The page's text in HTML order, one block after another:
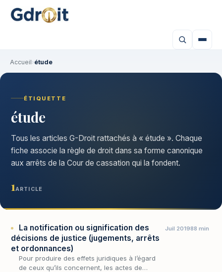
Accueil›étude
ÉTIQUETTE
étude
Tous les articles G-Droit rattachés à « étude ». Chaque
fiche associe la règle de droit dans sa forme canonique
aux arrêts de la Cour de cassation qui la fondent.
1 ARTICLE
La notification ou signification des
décisions de justice (jugements, arrêts
et ordonnances)
Pour produire des effets juridiques à l’égard
de ceux qu’ils concernent, les actes de
Juil 201988 min